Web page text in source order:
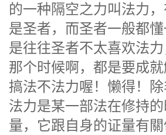
的一种隔空之力叫法力
是圣者，而圣者一般都
是往往圣者不太喜欢法力
那个时候啊，都是要成
搞法不法力喔！懒得！除
法力是某一部法在修持
量，它跟自身的证量有